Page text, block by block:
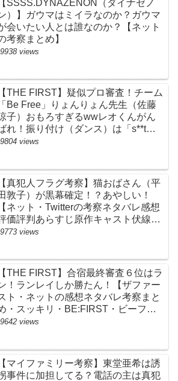
【SSSS.DYNAZENON（ダイナゼノ
）】ガウマはミイラなのか？ガウマ
会いたい人とは誰なのか？【ネット
考察まとめ】
9938 views
【THE FIRST】疑似プロ審査！チーム
「Be Free」りょんりょん先生（佐藤
子）おもろすぎるwwレオくんがん
れ！振り付け（ダンス）は「s**t
kingz」のOguri・Kazuki！豪華！【ネ
BE:FIRST・ビーファースト】
9804 views
【真犯人フラグ考察】猫おばさん（平
敦子）が黒幕確定！？あやしい！
【ネット・Twitterの考察ネタバレ感想
価評判あらすじ原作キャスト伏線ま
とめ】
9773 views
【THE FIRST】合宿最終審査６位はラ
！ランレイしか勝たん！【ザファー
ト・ネットの感想ネタバレ考察まと
・スッキリ・BE:FIRST・ビーファ
ースト】
9642 views
【マイファミリー考察】東堂亜希は誘
事件に加担してる？電話の主は真犯